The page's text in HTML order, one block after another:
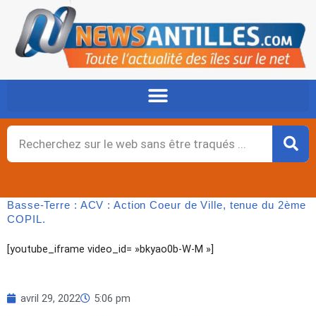
contenu
Rechercher
Basse-Terre : ACV : Action Coeur de Ville, tenue du 2ème
COPIL.
[youtube_iframe video_id= »bkyao0b-W-M »]
avril 29, 2022 5:06 pm